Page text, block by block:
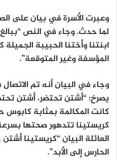
وعبرت الأسرة في بيان على
لما حدث. وجاء في النص
ابنتنا وأختنا الحبيبة
المؤسفة وغير المتوقعة”.
وجاء في البيان أنه تم
يصرخ: “أشتن تحتضر، أشتن
كانت المكالمة بمثابة
كريستينا تتدهور صحتها
العائلة البيان “كريستينا
الحارس إلى الأبد”.